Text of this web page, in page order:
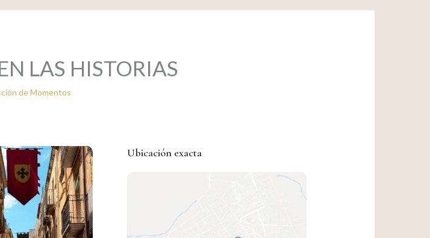
LAS HISTORIAS
de Momentos
Ubicación exacta